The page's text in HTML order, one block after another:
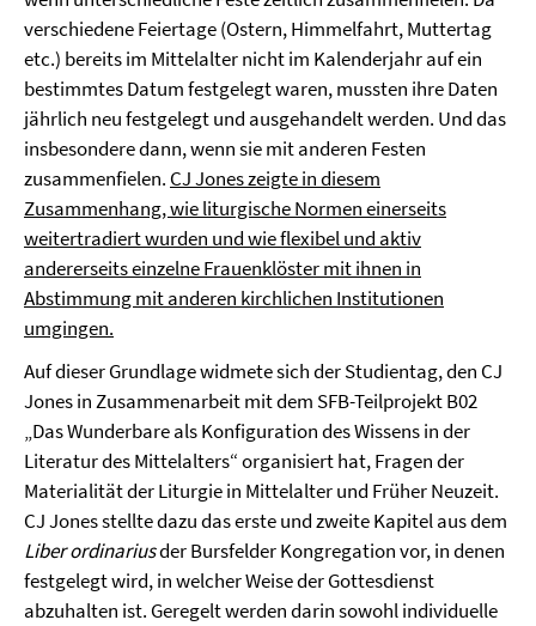
verschiedene Feiertage (Ostern, Himmelfahrt, Muttertag
etc.) bereits im Mittelalter nicht im Kalenderjahr auf ein
bestimmtes Datum festgelegt waren, mussten ihre Daten
jährlich neu festgelegt und ausgehandelt werden. Und das
insbesondere dann, wenn sie mit anderen Festen
zusammenfielen. CJ Jones zeigte in diesem
Zusammenhang, wie liturgische Normen einerseits
weitertradiert wurden und wie flexibel und aktiv
andererseits einzelne Frauenklöster mit ihnen in
Abstimmung mit anderen kirchlichen Institutionen
umgingen.
Auf dieser Grundlage widmete sich der Studientag, den CJ
Jones in Zusammenarbeit mit dem SFB-Teilprojekt B02
„Das Wunderbare als Konfiguration des Wissens in der
Literatur des Mittelalters“ organisiert hat, Fragen der
Materialität der Liturgie in Mittelalter und Früher Neuzeit.
CJ Jones stellte dazu das erste und zweite Kapitel aus dem
Liber ordinariusder Bursfelder Kongregation vor, in denen
festgelegt wird, in welcher Weise der Gottesdienst
abzuhalten ist. Geregelt werden darin sowohl individuelle